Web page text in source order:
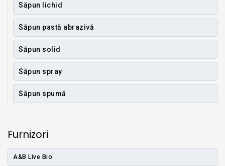
Săpun lichid
Săpun pastă abrazivă
Săpun solid
Săpun spray
Săpun spumă
Furnizori
A&B Live Bio